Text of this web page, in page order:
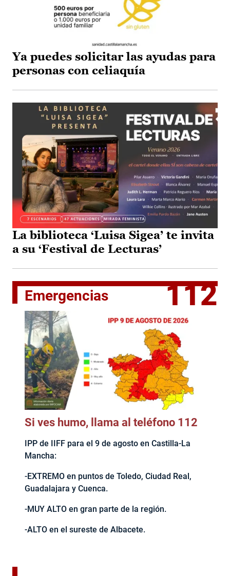
Ya puedes solicitar las ayudas para
personas con celiaquía
La biblioteca ‘Luisa Sigea’ te invita
a su ‘Festival de Lecturas’
Emergencias 112
Si ves humo, llama al teléfono 112
IPP de IIFF para el 9 de agosto en Castilla-La
Mancha:
-EXTREMO en puntos de Toledo, Ciudad Real,
Guadalajara y Cuenca.
-MUY ALTO en gran parte de la región.
-ALTO en el sureste de Albacete.